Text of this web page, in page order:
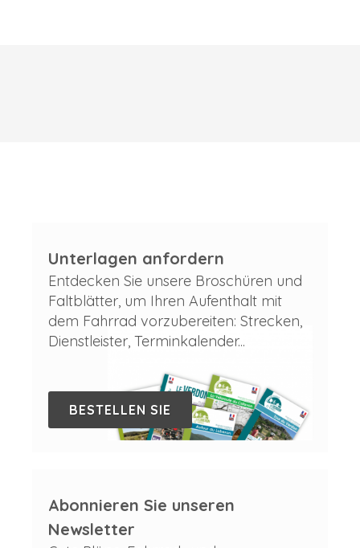
Unterlagen anfordern
Entdecken Sie unsere Broschüren und
Faltblätter, um Ihren Aufenthalt mit
dem Fahrrad vorzubereiten: Strecken,
Dienstleister, Terminkalender...
BESTELLEN SIE
Abonnieren Sie unseren
Newsletter